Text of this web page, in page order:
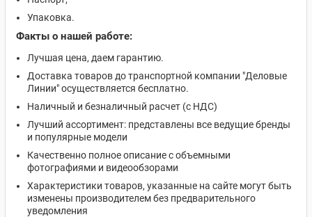
Упаковка.
Факты о нашей работе:
Лучшая цена, даем гарантию.
Доставка товаров до транспортной компании "Деловые
Линии" осуществляется бесплатно.
Наличный и безналичный расчет (с НДС)
Лучший ассортимент: представлены все ведущие бренды
и популярные модели
Качественно полное описание с объемными
фотографиями и видеообзорами
Характеристики товаров, указанные на сайте могут быть
изменены производителем без предварительного
уведомления